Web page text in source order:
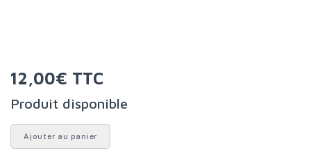
12,00€ TTC
Produit disponible
Ajouter au panier